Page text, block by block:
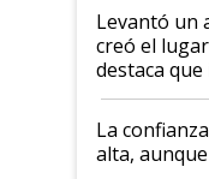
Levantó un
creó el
destaca
plata a un
Juan Félix
que de una
La
alta,